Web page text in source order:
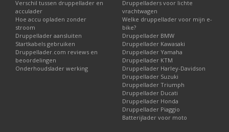
Verschil tussen druppellader en
acculader
Hoe accu opladen zonder
stroom
Druppellader aansluiten
Startkabels gebruiken
Druppellader.com reviews en
beoordelingen
Onderhoudslader werking
Druppelladers voor lichte
vrachtwagen
Welke druppellader voor mijn e-
bike?
Druppellader BMW
Druppellader Kawasaki
Druppellader Yamaha
Druppellader KTM
Druppellader Harley-Davidson
Druppellader Suzuki
Druppellader Triumph
Druppellader Ducati
Druppellader Honda
Druppellader Piaggio
Batterijlader voor moto